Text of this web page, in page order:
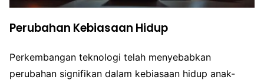
Perubahan Kebiasaan Hidup
Perkembangan teknologi telah menyebabkan
perubahan signifikan dalam kebiasaan hidup anak-